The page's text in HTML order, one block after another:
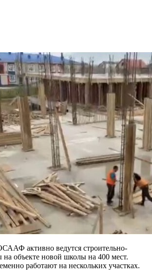
активно ведутся строительно-
объекте новой школы на 400 мест.
работают на нескольких участках.